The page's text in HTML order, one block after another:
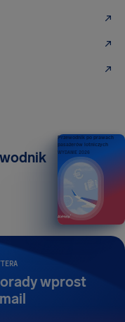
wprost
Przewodnik po prawach
pasażerów lotniczych
WYDANIE 2026